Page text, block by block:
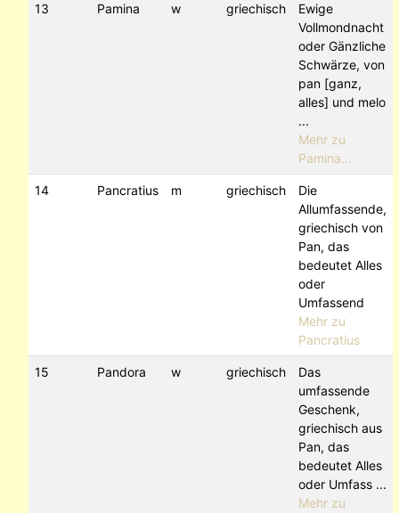
13 Pamina w griechisch
Ewige
Vollmondnacht
oder Gänzliche
Schwärze, von
pan [ganz,
alles] und melo
...
Mehr zu
Pamina...
14 Pancratius m griechisch
Die
Allumfassende,
griechisch von
Pan, das
bedeutet Alles
oder
Umfassend
Mehr zu
Pancratius
15 Pandora w griechisch
Das
umfassende
Geschenk,
griechisch aus
Pan, das
bedeutet Alles
oder Umfass ...
Mehr zu